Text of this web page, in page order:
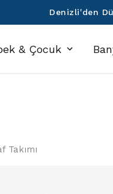
750 TL Üzeri
& Çocuk
Takımı